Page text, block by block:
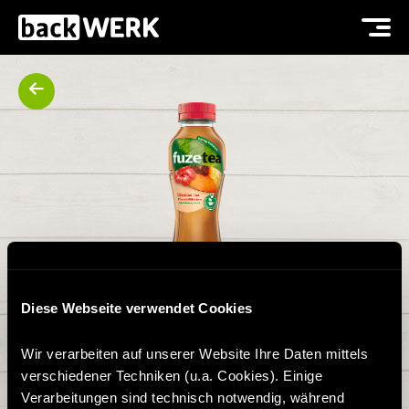
Diese Webseite verwendet Cookies
Wir verarbeiten auf unserer Website Ihre Daten mittels
verschiedener Techniken (u.a. Cookies). Einige
Verarbeitungen sind technisch notwendig, während
FUZE TEA PFIRSICH HIBISKUS
0,4L